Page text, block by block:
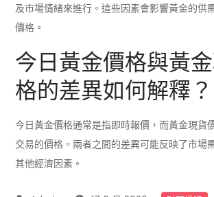
及市場情緒來進行。這些因素會影響黃金的供
價格。
今日黃金價格與黃
格的差異如何解釋？
今日黃金價格通常是指即時報價，而黃金現貨
交易的價格。兩者之間的差異可能反映了市場
其他經濟因素。